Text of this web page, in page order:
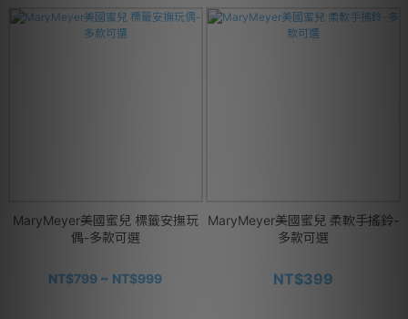
MaryMeyer美國蜜兒 標籤安撫玩
偶-多款可選
NT$799 ~ NT$999
MaryMeyer美國蜜兒 柔軟手搖鈴-
多款可選
NT$399